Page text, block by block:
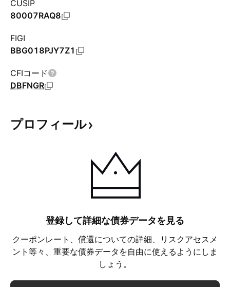
CUSIP
80007RAQ8
FIGI
BBG018PJY7Z1
CFIコード
DBFNGR
プロフィール
登録して詳細な債券データを見る
クーポンレート、償還についての詳細、リスクアセスメ
ント等々、重要な債券データを自由に使えるようにしま
しょう。